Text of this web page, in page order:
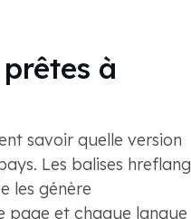
à
savoir quelle version
Les balises hreflang
les génère
et chaque langue